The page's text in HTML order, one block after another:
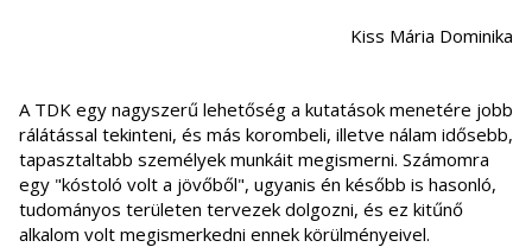
Kiss Mária Dominika
A TDK egy nagyszerű lehetőség a kutatások menetére jobb
rálátással tekinteni, és más korombeli, illetve nálam idősebb,
tapasztaltabb személyek munkáit megismerni. Számomra
egy "kóstoló volt a jövőből", ugyanis én később is hasonló,
tudományos területen tervezek dolgozni, és ez kitűnő
alkalom volt megismerkedni ennek körülményeivel.